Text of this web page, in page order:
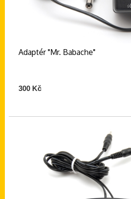
Adaptér "Mr. Babache"
300 Kč